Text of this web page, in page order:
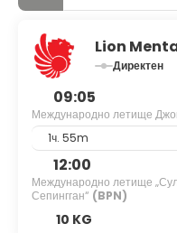
Lion
Директен
09:05
Международно летище
1ч. 55m
12:00
Международно летище
Сепингган“ (BPN)
10 KG